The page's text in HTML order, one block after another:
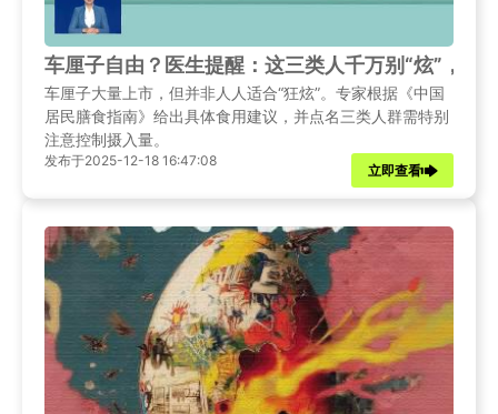
车厘子自由？医生提醒：这三类人千万别“炫”，每
车厘子大量上市，但并非人人适合“狂炫”。专家根据《中国
居民膳食指南》给出具体食用建议，并点名三类人群需特别
注意控制摄入量。
发布于2025-12-18 16:47:08
立即查看